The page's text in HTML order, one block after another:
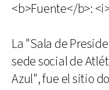
<b>Fuente</b>:
La "Sala de
sede social de
Azul", fue el sitio